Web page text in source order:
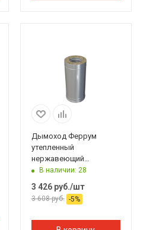
Дымоход Феррум
утепленный
нержавеющий
(430/0,8мм)/
оцинкованный ф200/280
L=0,5м по воде #
В наличии: 28
3 426руб./шт
3 608руб. -5%